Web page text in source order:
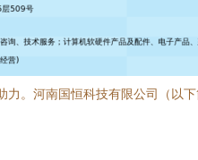
。河南国恒科技有限公司（以